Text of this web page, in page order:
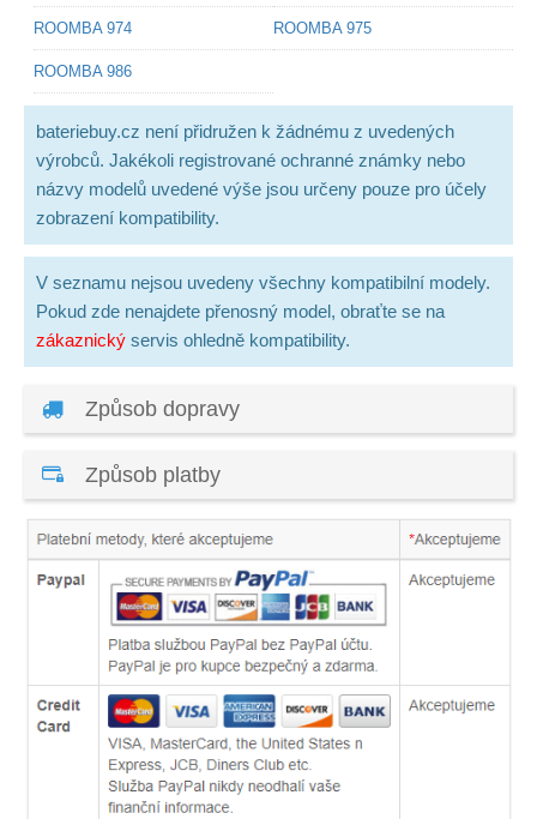
ROOMBA 974 ROOMBA 975
ROOMBA 986
bateriebuy.cz není přidružen k žádnému z uvedených
výrobců. Jakékoli registrované ochranné známky nebo
názvy modelů uvedené výše jsou určeny pouze pro účely
zobrazení kompatibility.
V seznamu nejsou uvedeny všechny kompatibilní modely.
Pokud zde nenajdete přenosný model, obraťte se na
zákaznický servis ohledně kompatibility.
Způsob dopravy
Způsob platby